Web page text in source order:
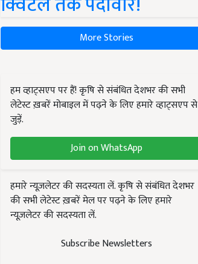
More Stories
हम व्हाट्सएप पर हैं! कृषि से संबंधित देशभर की सभी
लेटेस्ट ख़बरें मोबाइल में पढ़ने के लिए हमारे व्हाट्सएप से
जुड़ें.
Join on WhatsApp
हमारे न्यूज़लेटर की सदस्यता लें. कृषि से संबंधित देशभर
की सभी लेटेस्ट ख़बरें मेल पर पढ़ने के लिए हमारे
न्यूज़लेटर की सदस्यता लें.
Subscribe Newsletters